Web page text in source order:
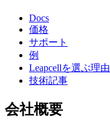
Docs
価格
サポート
例
Leapcellを選ぶ理由
技術記事
会社概要